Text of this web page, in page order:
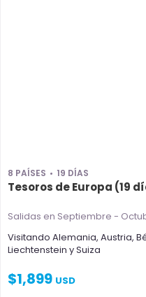
8 PAÍSES 19 DÍAS
Tesoros de Europa (19
Salidas en Septiembre -
Visitando Alemania, Austria,
Liechtenstein ySuiza
$1,899 USD